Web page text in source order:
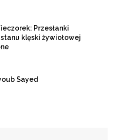
Przesłanki
klęski żywiołowej
Sayed